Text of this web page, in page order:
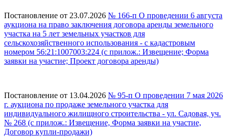
Постановление от 23.07.2026 № 166-п О проведении 6 августа
аукциона на право заключения договора аренды земельного
участка на 5 лет земельных участков для
сельскохозяйственного использования - с кадастровым
номером 56:21:1007003:224 (с прилож.: Извещение; Форма
заявки на участие; Проект договора аренды)
Постановление от 13.04.2026 № 95-п О проведении 7 мая 2026
г. аукциона по продаже земельного участка для
индивидуального жилищного строительства - ул. Садовая, уч.
№ 268 (с прилож.: Извещение, Форма заявки на участие,
Договор купли-продажи)